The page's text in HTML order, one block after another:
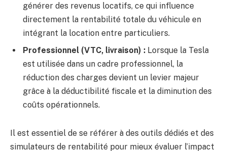
générer des revenus locatifs, ce qui influence
directement la rentabilité totale du véhicule en
intégrant la location entre particuliers.
Professionnel (VTC, livraison) : Lorsque la Tesla
est utilisée dans un cadre professionnel, la
réduction des charges devient un levier majeur
grâce à la déductibilité fiscale et la diminution des
coûts opérationnels.
Il est essentiel de se référer à des outils dédiés et des
simulateurs de rentabilité pour mieux évaluer l’impact